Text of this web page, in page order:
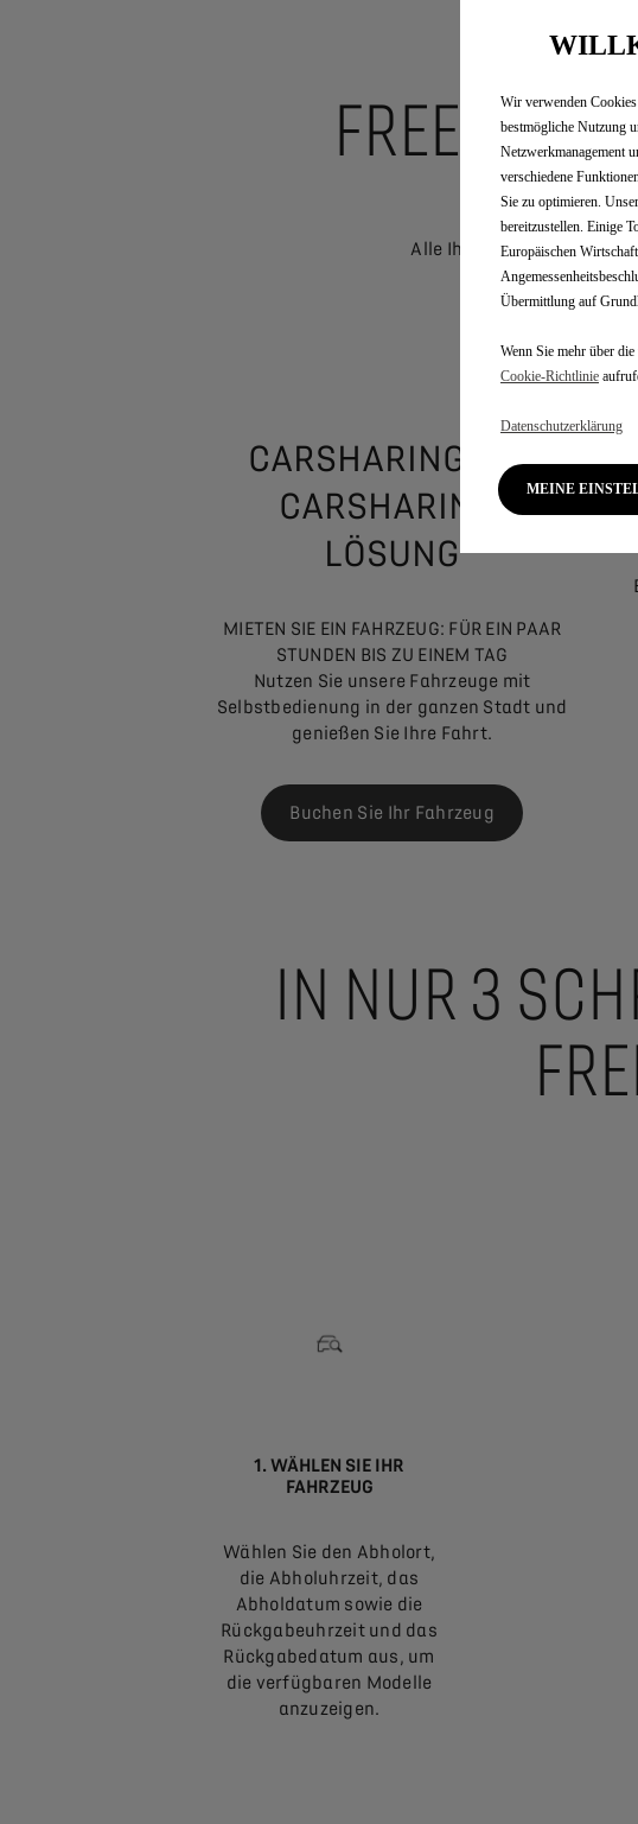
Alle Ihre
-
-
CARSHARING, DIE
CARSHARING-
LÖSUNG
MIETEN SIE EIN FAHRZEUG: FÜR EIN PAAR
STUNDEN BIS ZU EINEM TAG
Nutzen Sie unsere Fahrzeuge mit
Selbstbedienung in der ganzen Stadt und
genießen Sie Ihre Fahrt.
Buchen Sie Ihr Fahrzeug
IN NUR 3
1. WÄHLEN SIE IHR
FAHRZEUG
Wählen Sie den Abholort,
die Abholuhrzeit, das
Abholdatum sowie die
Rückgabeuhrzeit und das
Rückgabedatum aus, um
die verfügbaren Modelle
anzuzeigen.
Wir verwenden
bestmögliche Nutzung
Netzwerkmanagement
verschiedene
Sie zu optimieren.
bereitzustellen. Einige
Europäischen
Übermittlung auf
Wenn Sie mehr über
Cookie‑Richtlinie
Datenschutzerklärung
MEINE